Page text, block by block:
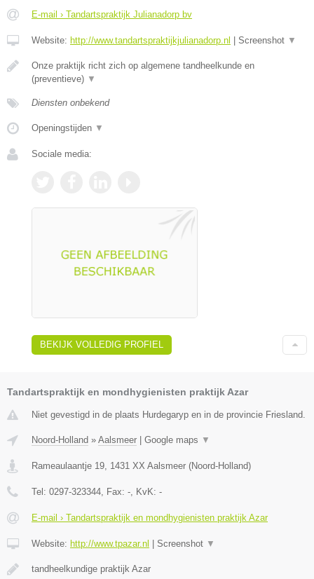
E-mail › Tandartspraktijk Julianadorp bv
Website: http://www.tandartspraktijkjulianadorp.nl Screenshot ▼
Onze praktijk richt zich op algemene tandheelkunde en
(preventieve) ▼
Diensten onbekend
Openingstijden ▼
Sociale media:
BEKIJK VOLLEDIG PROFIEL
Tandartspraktijk en mondhygienisten praktijk Azar
Niet gevestigd in de plaats Hurdegaryp en in de provincie Friesland.
Noord-Holland » Aalsmeer Google maps ▼
Rameaulaantje 19, 1431 XX Aalsmeer (Noord-Holland)
Tel: 0297-323344, Fax: -, KvK: -
E-mail › Tandartspraktijk en mondhygienisten praktijk Azar
Website: http://www.tpazar.nl Screenshot ▼
tandheelkundige praktijk Azar